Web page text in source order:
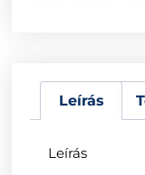
Leírás
Leírás